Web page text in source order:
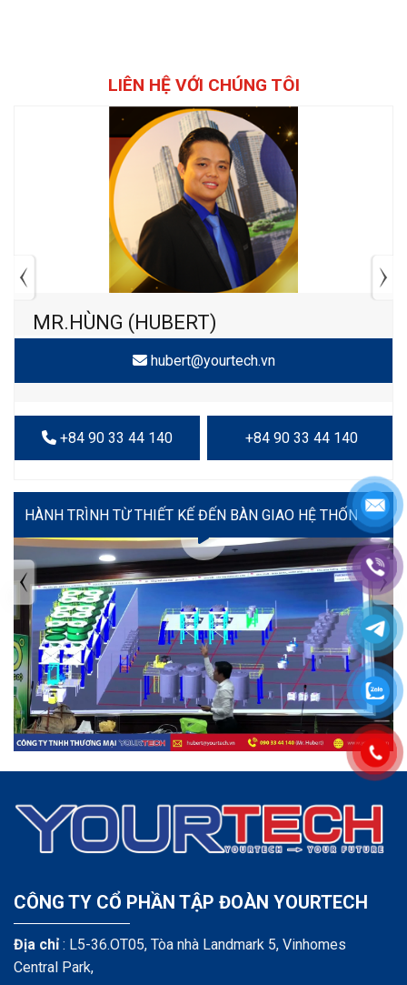
LIÊN HỆ VỚI CHÚNG TÔI
MR.HÙNG (HUBERT)
hubert@yourtech.vn
+84 90 33 44 140 +84 90 33 44 140
VIDEO
TIN TỨC MỚI NHẤT
Tuyển dụng: Nhân viên KẾ TOÁN
CÔNG TY CỔ PHẦN TẬP ĐOÀN YOURTECH
Địa chỉ: L5-36.OT05, Tòa nhà Landmark 5, Vinhomes
Central Park,